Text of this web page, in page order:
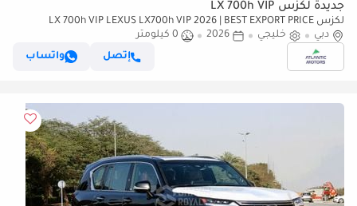
جديدة لكزس LX 700h VIP
لكزس LX 700h VIP LEXUS LX700h VIP 2026 | BEST EXPORT PRICE
(للتصدير فقط)
دبي خليجي 2026
0 كيلومتر
إتصل
واتساب